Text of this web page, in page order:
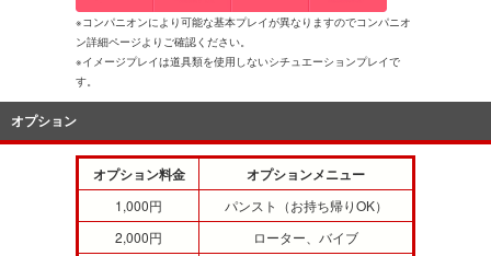
※コンパニオンにより可能な基本プレイが異なりますのでコンパニオ
ン詳細ページよりご確認ください。
※イメージプレイは道具類を使用しないシチュエーションプレイで
す。
オプション
オプション料金 オプションメニュー
1,000円
パンスト（お持ち帰りOK）
2,000円
ローター、バイブ